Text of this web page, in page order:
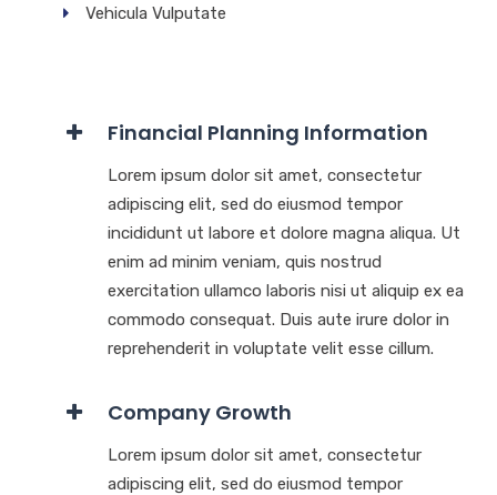
Vehicula Vulputate
Financial Planning Information
Lorem ipsum dolor sit amet, consectetur
adipiscing elit, sed do eiusmod tempor
incididunt ut labore et dolore magna aliqua. Ut
enim ad minim veniam, quis nostrud
exercitation ullamco laboris nisi ut aliquip ex ea
commodo consequat. Duis aute irure dolor in
reprehenderit in voluptate velit esse cillum.
Company Growth
Lorem ipsum dolor sit amet, consectetur
adipiscing elit, sed do eiusmod tempor